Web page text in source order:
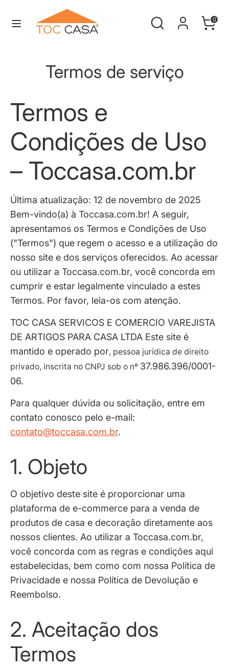
para
Procurar
Procure
0
nossaTermos de serviço
Termos e
Condições de Uso
– Toccasa.com.br
Última atualização: 12 de novembro de 2025
Bem-vindo(a) à Toccasa.com.br! A seguir,
apresentamos os Termos e Condições de Uso
("Termos") que regem o acesso e a utilização do
nosso site e dos serviços oferecidos. Ao acessar
ou utilizar a Toccasa.com.br, você concorda em
cumprir e estar legalmente vinculado a estes
Termos. Por favor, leia-os com atenção.
TOC CASA SERVICOS E COMERCIO VAREJISTA
DE ARTIGOS PARA CASA LTDA Este site é
mantido e operado por, pessoa jurídica de direito
privado, inscrita no CNPJ sob o nº 37.986.396/0001-
06.
Para qualquer dúvida ou solicitação, entre em
contato conosco pelo e-mail:
contato@toccasa.com.br.
1. Objeto
O objetivo deste site é proporcionar uma
plataforma de e-commerce para a venda de
produtos de casa e decoração diretamente aos
nossos clientes. Ao utilizar a Toccasa.com.br,
você concorda com as regras e condições aqui
estabelecidas, bem como com nossa Política de
Privacidade e nossa Política de Devolução e
Reembolso.
2. Aceitação dos
Termos